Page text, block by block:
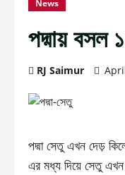
News
পদ্মায় বসল
RJ Saimur
পদ্মা সেতু এখন দেড়
এর মধ্য দিয়ে সেতু এখন